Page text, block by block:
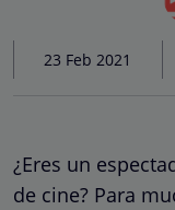
23 Feb 2021
¿Eres un
de cine? Para